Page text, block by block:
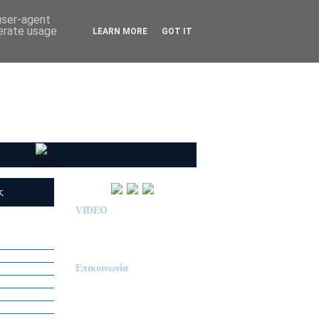
VIDEO
Επικοινωνία
agent
usage
LEARN MORE GOT IT